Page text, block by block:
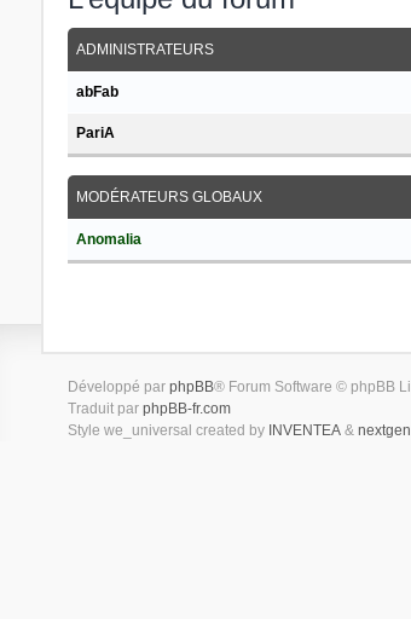
ADMINISTRATEURS
abFab
PariA
MODÉRATEURS GLOBAUX
Anomalia
Développé par phpBB® Forum Software © phpBB
Traduit par phpBB-fr.com
Style we_universal created by INVENTEA& nextgen